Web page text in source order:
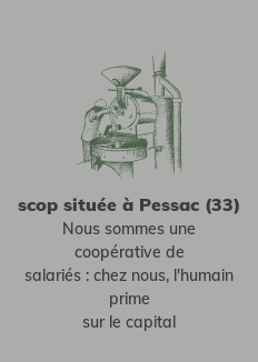
scop située à Pessac (33)
Nous sommes une
coopérative de
salariés : chez nous, l'humain
prime
sur le capital